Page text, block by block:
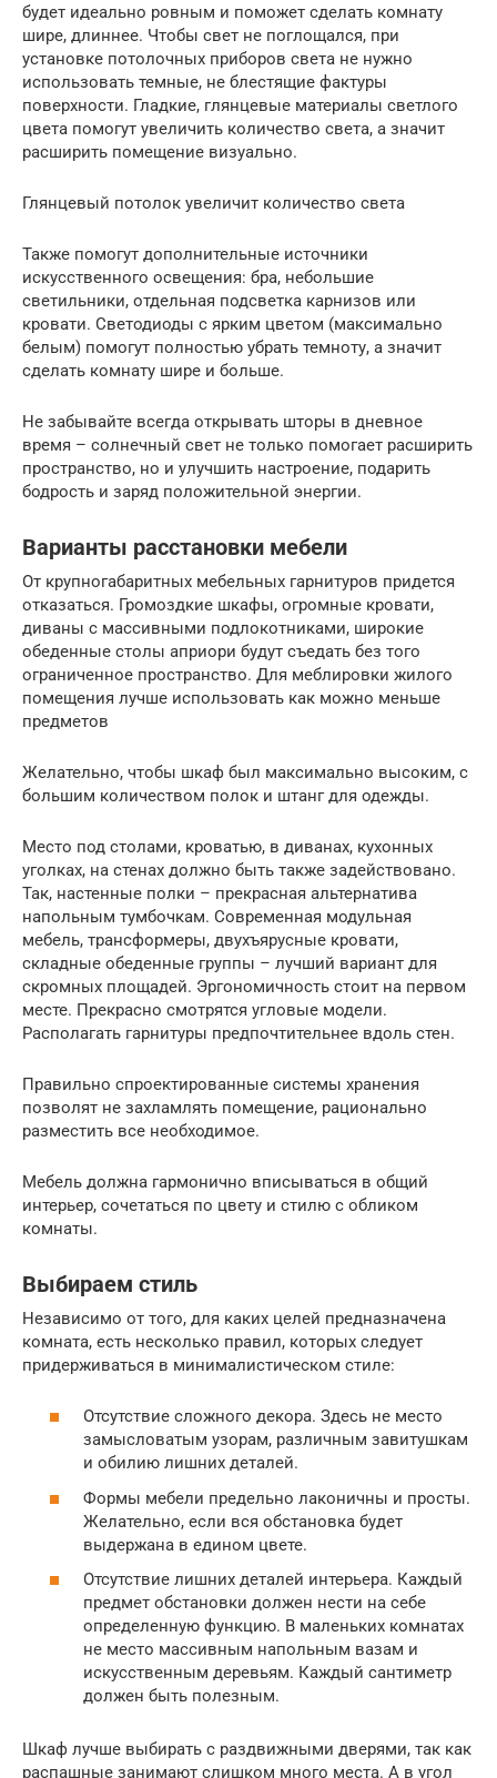
будет идеально ровным и поможет сделать комнату
шире, длиннее. Чтобы свет не поглощался, при
установке потолочных приборов света не нужно
использовать темные, не блестящие фактуры
поверхности. Гладкие, глянцевые материалы светлого
цвета помогут увеличить количество света, а значит
расширить помещение визуально.
Глянцевый потолок увеличит количество света
Также помогут дополнительные источники
искусственного освещения: бра, небольшие
светильники, отдельная подсветка карнизов или
кровати. Светодиоды с ярким цветом (максимально
белым) помогут полностью убрать темноту, а значит
сделать комнату шире и больше.
Не забывайте всегда открывать шторы в дневное
время – солнечный свет не только помогает расширить
пространство, но и улучшить настроение, подарить
бодрость и заряд положительной энергии.
Варианты расстановки мебели
От крупногабаритных мебельных гарнитуров придется
отказаться. Громоздкие шкафы, огромные кровати,
диваны с массивными подлокотниками, широкие
обеденные столы априори будут съедать без того
ограниченное пространство. Для меблировки жилого
помещения лучше использовать как можно меньше
предметов
Желательно, чтобы шкаф был максимально высоким, с
большим количеством полок и штанг для одежды.
Место под столами, кроватью, в диванах, кухонных
уголках, на стенах должно быть также задействовано.
Так, настенные полки – прекрасная альтернатива
напольным тумбочкам. Современная модульная
мебель, трансформеры, двухъярусные кровати,
складные обеденные группы – лучший вариант для
скромных площадей. Эргономичность стоит на первом
месте. Прекрасно смотрятся угловые модели.
Располагать гарнитуры предпочтительнее вдоль стен.
Правильно спроектированные системы хранения
позволят не захламлять помещение, рационально
разместить все необходимое.
Мебель должна гармонично вписываться в общий
интерьер, сочетаться по цвету и стилю с обликом
комнаты.
Выбираем стиль
Независимо от того, для каких целей предназначена
комната, есть несколько правил, которых следует
придерживаться в минималистическом стиле:
Отсутствие сложного декора. Здесь не место
замысловатым узорам, различным завитушкам
и обилию лишних деталей.
Формы мебели предельно лаконичны и просты.
Желательно, если вся обстановка будет
выдержана в едином цвете.
Отсутствие лишних деталей интерьера. Каждый
предмет обстановки должен нести на себе
определенную функцию. В маленьких комнатах
не место массивным напольным вазам и
искусственным деревьям. Каждый сантиметр
должен быть полезным.
Шкаф лучше выбирать с раздвижными дверями, так как
распашные занимают слишком много места. А в угол